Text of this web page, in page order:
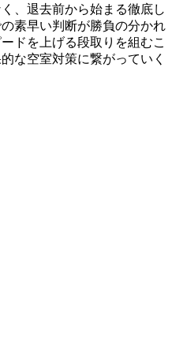
、退去前から始まる徹底し
素早い判断が勝負の分かれ
ドを上げる段取りを組むこ
な空室対策に繋がっていく